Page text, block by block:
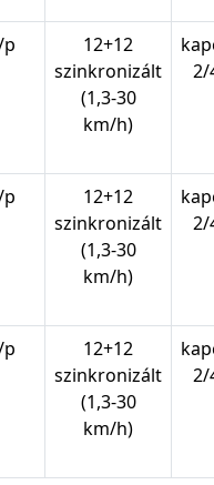
p
12+12
szinkronizált
(1,3-30
km/h)
2/
p
12+12
szinkronizált
(1,3-30
km/h)
2/
p
12+12
szinkronizált
(1,3-30
km/h)
2/